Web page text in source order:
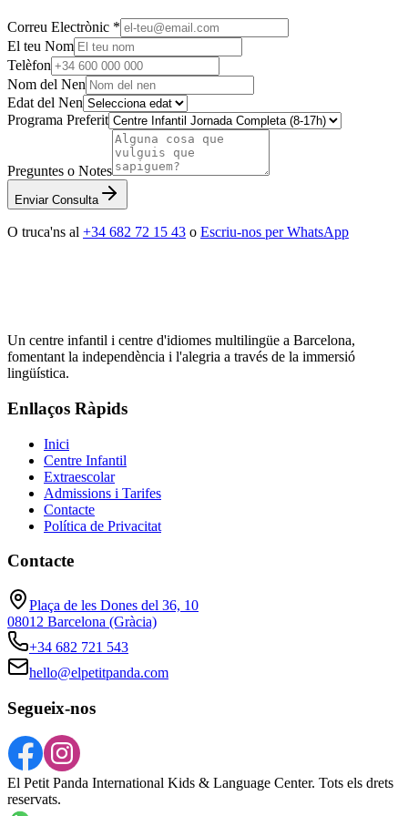
Correu Electrònic *
El teu Nom
Telèfon
Nom del Nen
Edat del Nen
Programa Preferit
Preguntes o Notes
Enviar Consulta
O truca'ns al +34 682 72 15 43 o Escriu-nos per WhatsApp
Un centre infantil i centre d'idiomes multilingüe a Barcelona,
fomentant la independència i l'alegria a través de la immersió
lingüística.
Enllaços Ràpids
Inici
Centre Infantil
Extraescolar
Admissions i Tarifes
Contacte
Política de Privacitat
Contacte
Plaça de les Dones del 36, 10
08012 Barcelona (Gràcia)
+34 682 721 543
hello@elpetitpanda.com
Segueix-nos
El Petit Panda International Kids & Language Center. Tots els drets
reservats.